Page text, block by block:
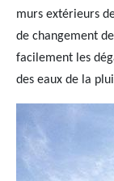
murs extérieurs
de changement
facilement les
des eaux de la